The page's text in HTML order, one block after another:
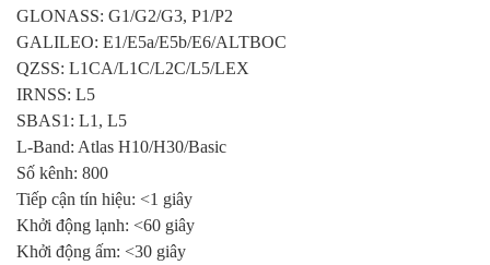
GLONASS: G1/G2/G3, P1/P2
GALILEO: E1/E5a/E5b/E6/ALTBOC
QZSS: L1CA/L1C/L2C/L5/LEX
IRNSS: L5
SBAS1: L1, L5
L-Band: Atlas H10/H30/Basic
Số kênh: 800
Tiếp cận tín hiệu: <1 giây
Khởi động lạnh: <60 giây
Khởi động ấm: <30 giây